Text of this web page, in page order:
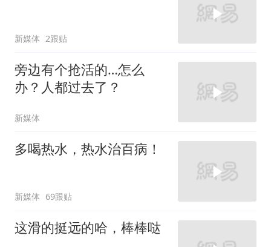
新媒体 2跟贴
旁边有个抢活的…怎么
办？人都过去了？
新媒体
多喝热水，热水治百病！
新媒体 69跟贴
这滑的挺远的哈，棒棒哒